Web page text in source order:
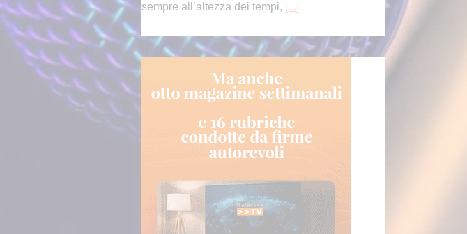
sempre all’altezza dei tempi, [...]